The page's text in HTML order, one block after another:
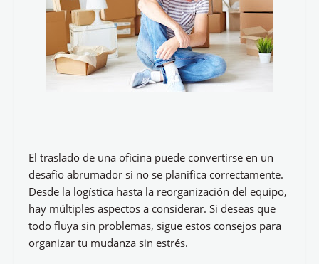
El traslado de una oficina puede convertirse en un
desafío abrumador si no se planifica correctamente.
Desde la logística hasta la reorganización del equipo,
hay múltiples aspectos a considerar. Si deseas que
todo fluya sin problemas, sigue estos consejos para
organizar tu mudanza sin estrés.